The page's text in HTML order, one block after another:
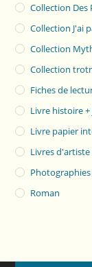
Collection Des
Collection J'ai
Collection
Collection
Fiches de
Livre histoire +
Livre papier
Livres d'artiste
Photographies
Roman